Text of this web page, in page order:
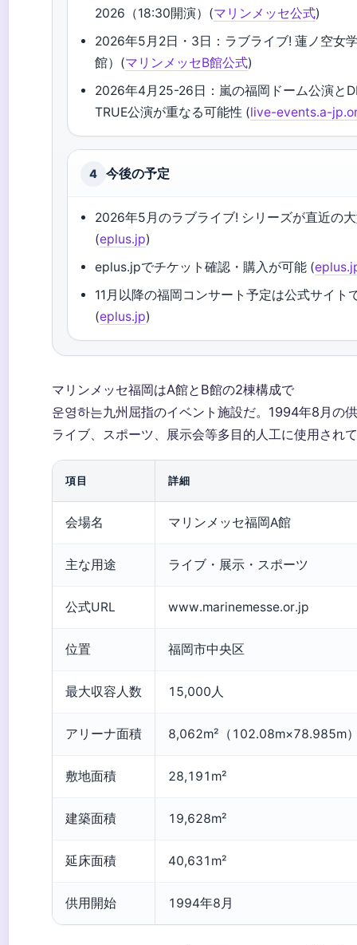
2026（18:30開演）(マリンメッセ公式)
2026年5月2日・3日：ラブライブ! 蓮ノ空女
館）(マリンメッセB館公式)
2026年4月25-26日：嵐の福岡ドーム公演と
TRUE公演が重なる可能性 (live-events.a-
4 今後の予定
2026年5月のラブライブ! シリーズが直近の
(eplus.jp)
eplus.jpでチケット確認・購入が可能 (
11月以降の福岡コンサート予定は公式サイト
(eplus.jp)
マリンメッセ福岡はA館とB館の2棟構成で
운영하는九州屈指のイベント施設だ。1994年8月の
ライブ、スポーツ、展示会等多目的人工に使用され
項目 詳細
会場名 マリンメッセ福岡A館
主な用途 ライブ・展示・スポーツ
公式URL www.marinemesse.or.jp
位置 福岡市中央区
最大収容人数 15,000人
アリーナ面積 8,062m²（102.08m×78.985m
敷地面積 28,191m²
建築面積 19,628m²
延床面積 40,631m²
供用開始 1994年8月